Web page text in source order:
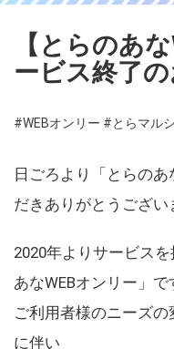
【とらのあ
ービス終了
#WEBオンリー #とらマル
日ごろより「とらのあ
だきありがとうござい
2020年よりサービス
あなWEBオンリー」で
ご利用者様のニーズ
に伴い